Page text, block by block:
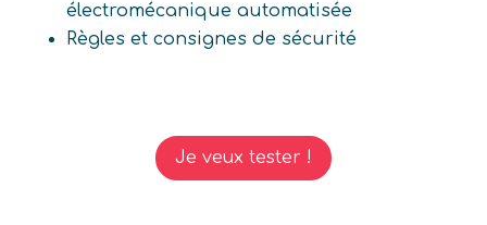
électromécanique automatisée
Règles et consignes de sécurité
Je veux tester !